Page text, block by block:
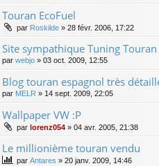
Touran EcoFuel
par Roskilde » 28 févr. 2006, 17:22
Site sympathique Tuning Touran
par webjo » 03 oct. 2009, 12:55
Blog touran espagnol très
par MELR » 14 sept. 2009, 22:05
Wallpaper VW :P
par lorenz054 » 04 avr. 2005, 21:38
Le millionième touran vendu
par Antares » 20 janv. 2009, 14:46